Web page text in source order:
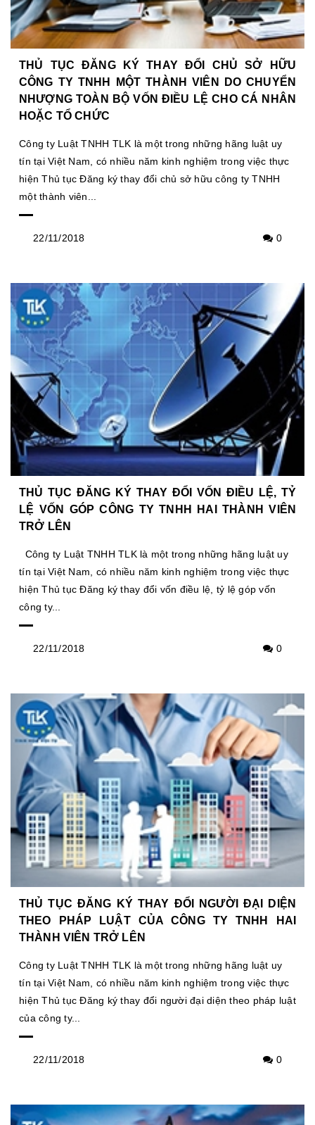
THỦ TỤC ĐĂNG KÝ THAY ĐỔI CHỦ SỞ HỮU
CÔNG TY TNHH MỘT THÀNH VIÊN DO CHUYỂN
NHƯỢNG TOÀN BỘ VỐN ĐIỀU LỆ CHO CÁ NHÂN
HOẶC TỔ CHỨC
Công ty Luật TNHH TLK là một trong những hãng luật uy
tín tại Việt Nam, có nhiều năm kinh nghiệm trong việc thực
hiện Thủ tục Đăng ký thay đổi chủ sở hữu công ty TNHH
một thành viên...
22/11/2018 0
THỦ TỤC ĐĂNG KÝ THAY ĐỔI VỐN ĐIỀU LỆ, TỶ
LỆ VỐN GÓP CÔNG TY TNHH HAI THÀNH VIÊN
TRỞ LÊN
Công ty Luật TNHH TLK là một trong những hãng luật uy
tín tại Việt Nam, có nhiều năm kinh nghiệm trong việc thực
hiện Thủ tục Đăng ký thay đổi vốn điều lệ, tỷ lệ góp vốn
công ty...
22/11/2018 0
THỦ TỤC ĐĂNG KÝ THAY ĐỔI NGƯỜI ĐẠI DIỆN
THEO PHÁP LUẬT CỦA CÔNG TY TNHH HAI
THÀNH VIÊN TRỞ LÊN
Công ty Luật TNHH TLK là một trong những hãng luật uy
tín tại Việt Nam, có nhiều năm kinh nghiệm trong việc thực
hiện Thủ tục Đăng ký thay đổi người đại diện theo pháp luật
của công ty...
22/11/2018 0